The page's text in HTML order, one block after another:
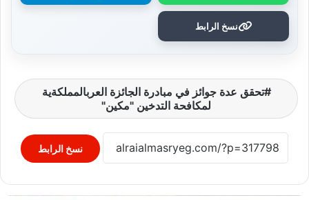
نسخ الرابط
تحقق عدة جوائز في مبادرة الجائزة العربالمملكةية
لمكافحة التدخين "مكين"
نسخ الرابط